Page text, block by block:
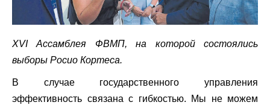
XVI Ассамблея ФВМП, на которой состоялись
выборы Росио Кортеса.
В случае государственного управления
эффективность связана с гибкостью. Мы не можем